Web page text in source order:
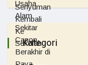
Kategori